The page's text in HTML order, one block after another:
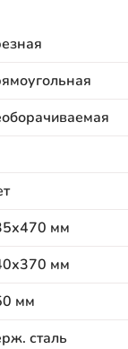
мм
мм
мм
сталь